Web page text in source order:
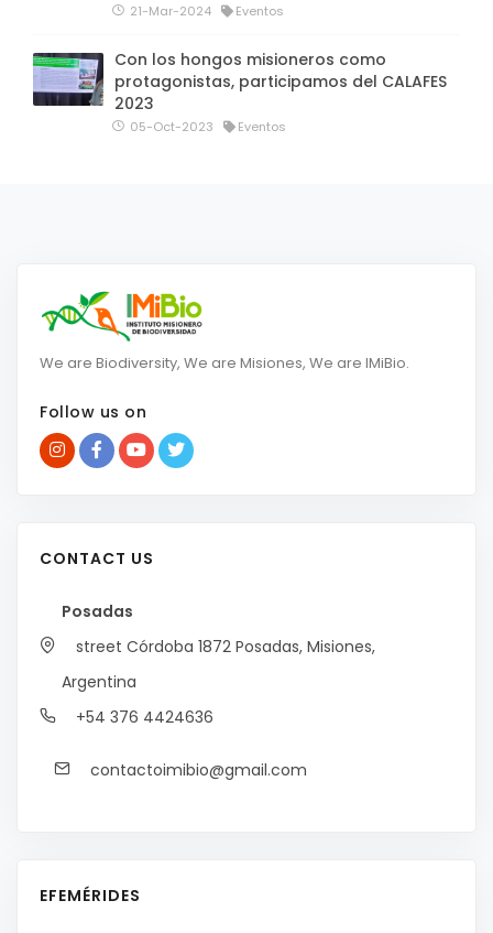
21-Mar-2024 Eventos
Con los hongos misioneros como
protagonistas, participamos del CALAFES
2023
05-Oct-2023 Eventos
We are Biodiversity, We are Misiones, We are IMiBio.
Follow us on
CONTACT US
Posadas
street Córdoba 1872 Posadas, Misiones,
Argentina
+54 376 4424636
contactoimibio@gmail.com
EFEMÉRIDES